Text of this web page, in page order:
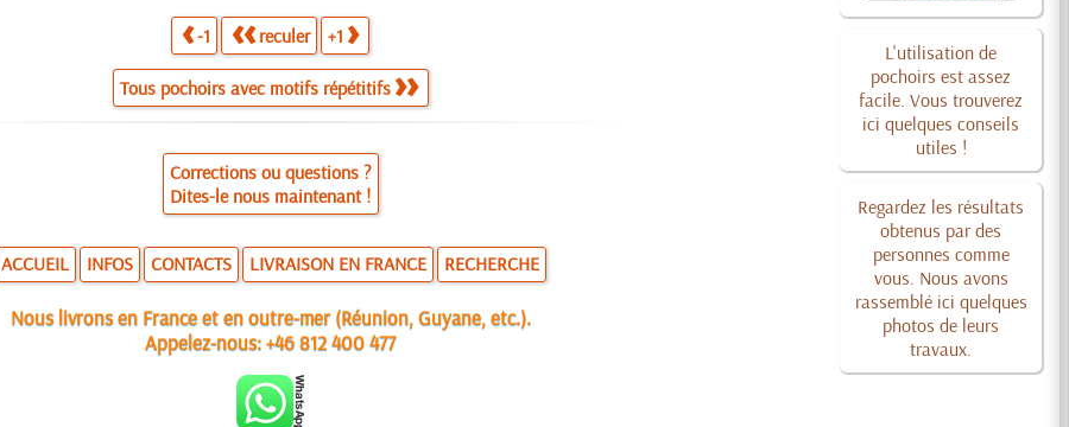
L'utilisation de
pochoirs est assez
facile. Vous trouverez
ici quelques conseils
utiles !
Regardez les résultats
obtenus par des
personnes comme
vous. Nous avons
rassemblé ici quelques
photos de leurs
travaux.
-1 reculer +1
Tous pochoirs avec motifs répétitifs
Corrections ou questions ?
Dites-le nous maintenant !
ACCUEIL INFOS CONTACTS LIVRAISON EN FRANCE RECHERCHE
Nous livrons en France et en outre-mer (Réunion, Guyane, etc.).
Appelez-nous:+46 812 400 477